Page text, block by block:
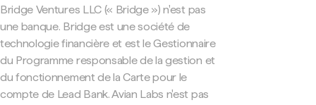
Bridge Ventures LLC (« Bridge ») n'est pas
une banque. Bridge est une société de
technologie financière et est le Gestionnaire
du Programme responsable de la gestion et
du fonctionnement de la Carte pour le
compte de Lead Bank. Avian Labs n'est pas